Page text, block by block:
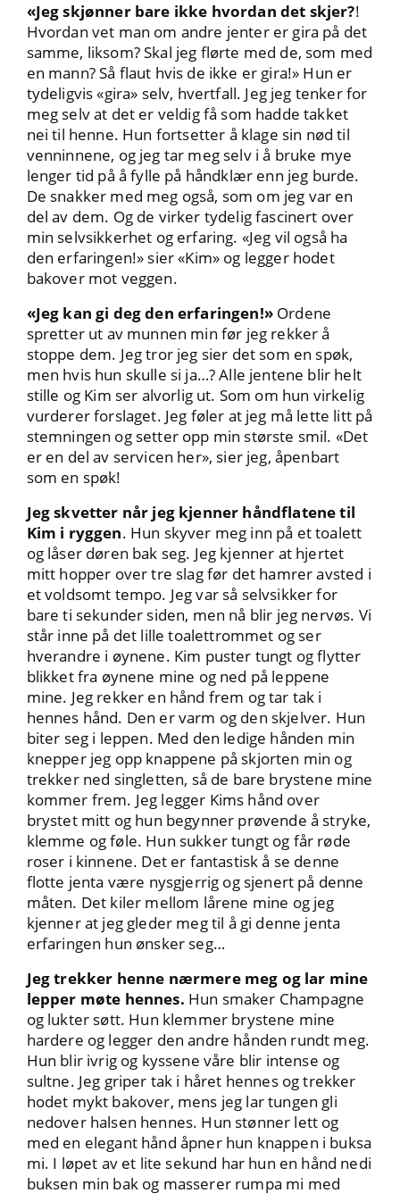
«Jeg skjønner bare ikke hvordan det skjer?!
Hvordan vet man om andre jenter er gira på det
samme, liksom? Skal jeg flørte med de, som med
en mann? Så flaut hvis de ikke er gira!» Hun er
tydeligvis «gira» selv, hvertfall. Jeg jeg tenker for
meg selv at det er veldig få som hadde takket
nei til henne. Hun fortsetter å klage sin nød til
venninnene, og jeg tar meg selv i å bruke mye
lenger tid på å fylle på håndklær enn jeg burde.
De snakker med meg også, som om jeg var en
del av dem. Og de virker tydelig fascinert over
min selvsikkerhet og erfaring. «Jeg vil også ha
den erfaringen!» sier «Kim» og legger hodet
bakover mot veggen.
«Jeg kan gi deg den erfaringen!»Ordene
spretter ut av munnen min før jeg rekker å
stoppe dem. Jeg tror jeg sier det som en spøk,
men hvis hun skulle si ja…? Alle jentene blir helt
stille og Kim ser alvorlig ut. Som om hun virkelig
vurderer forslaget. Jeg føler at jeg må lette litt på
stemningen og setter opp min største smil. «Det
er en del av servicen her», sier jeg, åpenbart
som en spøk!
Jeg skvetter når jeg kjenner håndflatene til
Kim i ryggen. Hun skyver meg inn på et toalett
og låser døren bak seg. Jeg kjenner at hjertet
mitt hopper over tre slag før det hamrer avsted i
et voldsomt tempo. Jeg var så selvsikker for
bare ti sekunder siden, men nå blir jeg nervøs. Vi
står inne på det lille toalettrommet og ser
hverandre i øynene. Kim puster tungt og flytter
blikket fra øynene mine og ned på leppene
mine. Jeg rekker en hånd frem og tar tak i
hennes hånd. Den er varm og den skjelver. Hun
biter seg i leppen. Med den ledige hånden min
knepper jeg opp knappene på skjorten min og
trekker ned singletten, så de bare brystene mine
kommer frem. Jeg legger Kims hånd over
brystet mitt og hun begynner prøvende å stryke,
klemme og føle. Hun sukker tungt og får røde
roser i kinnene. Det er fantastisk å se denne
flotte jenta være nysgjerrig og sjenert på denne
måten. Det kiler mellom lårene mine og jeg
kjenner at jeg gleder meg til å gi denne jenta
erfaringen hun ønsker seg…
Jeg trekker henne nærmere meg og lar mine
lepper møte hennes. Hun smaker Champagne
og lukter søtt. Hun klemmer brystene mine
hardere og legger den andre hånden rundt meg.
Hun blir ivrig og kyssene våre blir intense og
sultne. Jeg griper tak i håret hennes og trekker
hodet mykt bakover, mens jeg lar tungen gli
nedover halsen hennes. Hun stønner lett og
med en elegant hånd åpner hun knappen i buksa
mi. I løpet av et lite sekund har hun en hånd nedi
buksen min bak og masserer rumpa mi med